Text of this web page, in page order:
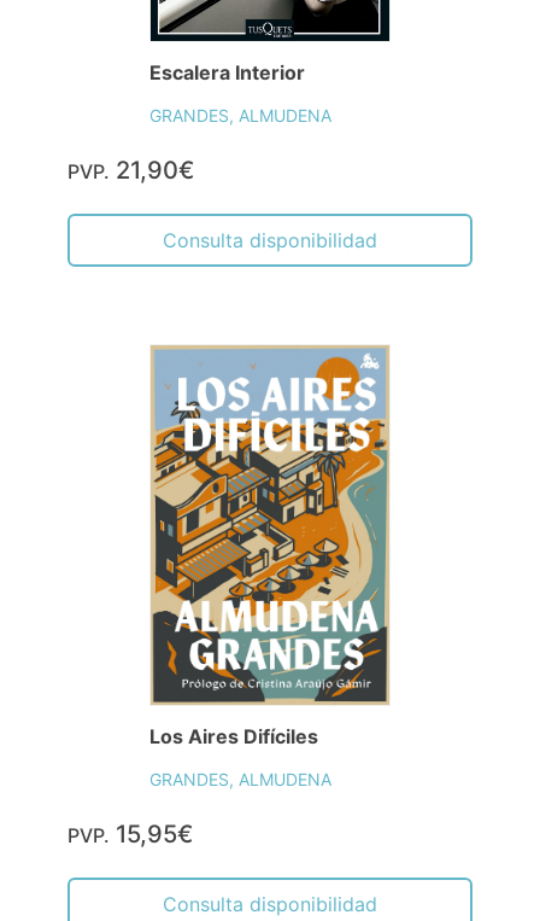
Escalera Interior
GRANDES, ALMUDENA
PVP. 21,90€
Consulta disponibilidad
Los Aires Difíciles
GRANDES, ALMUDENA
PVP. 15,95€
Consulta disponibilidad